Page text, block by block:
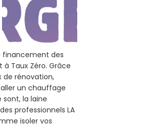
financement des
Taux Zéro. Grâce
de rénovation,
un chauffage
la laine
professionnels LA
isoler vos